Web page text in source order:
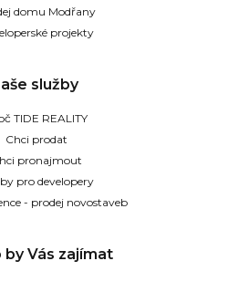
domu Modřany
projekty
služby
TIDE REALITY
Chci prodat
pronajmout
pro developery
- prodej novostaveb
by Vás zajímat